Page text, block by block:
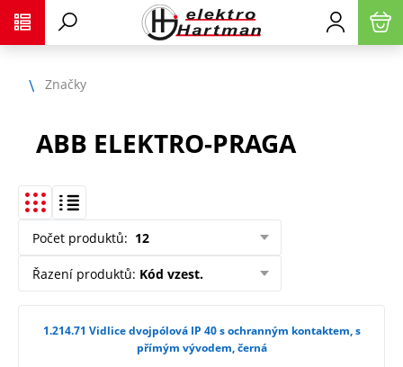
Značky
ABB ELEKTRO-PRAGA
Počet produktů: 12
Řazení produktů: Kód vzest.
1.214.71 Vidlice dvojpólová IP 40 s ochranným kontaktem, s
přímým vývodem, černá